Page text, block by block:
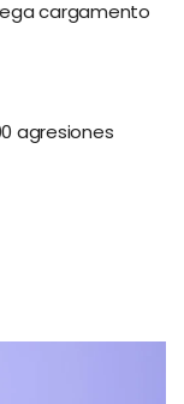
cargamento
agresiones